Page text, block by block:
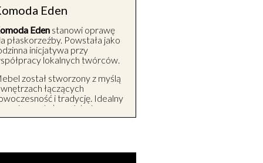
Eden
Edenstanowi oprawę
płaskorzeźby. Powstała jako
inicjatywa przy
lokalnych twórców.
został stworzony z myślą
łączących
i tradycję. Idealny
zastawę stołową lub do
wina.